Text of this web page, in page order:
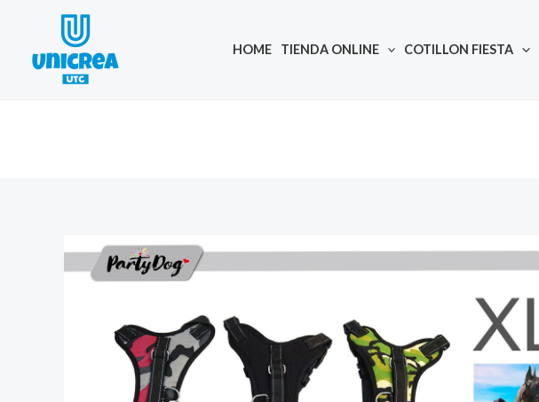
content
HOME TIENDA ONLINE COTILLON FIESTA